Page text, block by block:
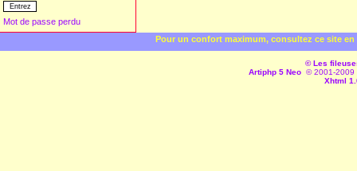
Mot de passe perdu
Pour un confort maximum, consultez ce site
© Les
Artiphp 5 Neo © 2001-2009
Xhtml